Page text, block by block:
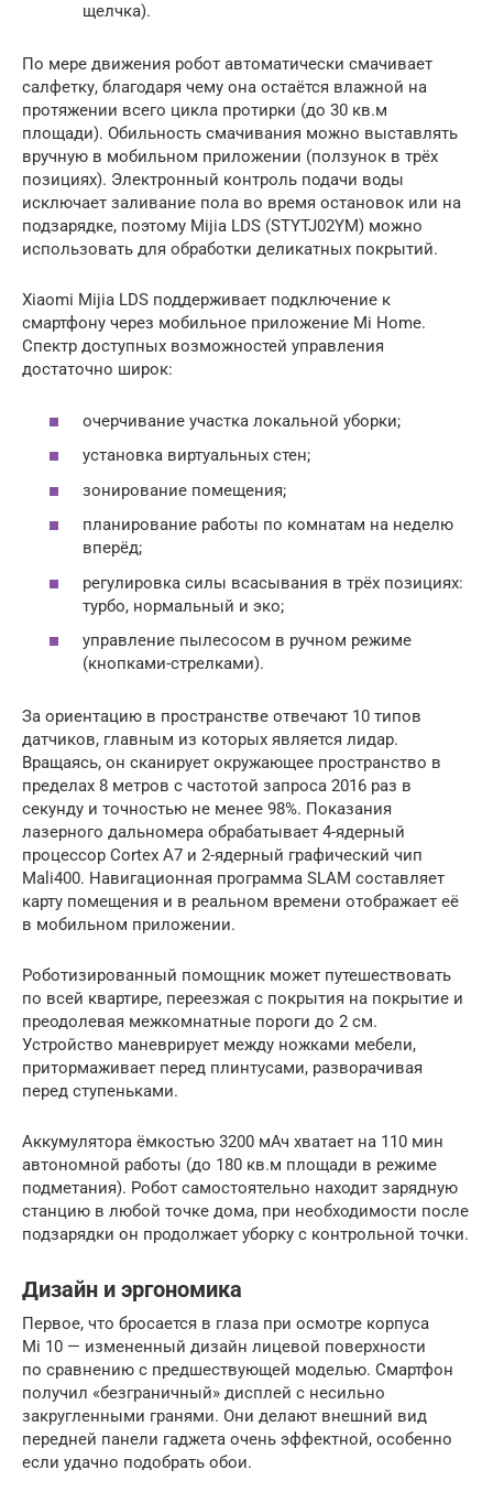
щелчка).
По мере движения робот автоматически смачивает
салфетку, благодаря чему она остаётся влажной на
протяжении всего цикла протирки (до 30 кв.м
площади). Обильность смачивания можно выставлять
вручную в мобильном приложении (ползунок в трёх
позициях). Электронный контроль подачи воды
исключает заливание пола во время остановок или на
подзарядке, поэтому Mijia LDS (STYTJ02YM) можно
использовать для обработки деликатных покрытий.
Xiaomi Mijia LDS поддерживает подключение к
смартфону через мобильное приложение Mi Homе.
Спектр доступных возможностей управления
достаточно широк:
очерчивание участка локальной уборки;
установка виртуальных стен;
зонирование помещения;
планирование работы по комнатам на неделю
вперёд;
регулировка силы всасывания в трёх позициях:
турбо, нормальный и эко;
управление пылесосом в ручном режиме
(кнопками-стрелками).
За ориентацию в пространстве отвечают 10 типов
датчиков, главным из которых является лидар.
Вращаясь, он сканирует окружающее пространство в
пределах 8 метров с частотой запроса 2016 раз в
секунду и точностью не менее 98%. Показания
лазерного дальномера обрабатывает 4-ядерный
процессор Cortex A7 и 2-ядерный графический чип
Mali400. Навигационная программа SLAM составляет
карту помещения и в реальном времени отображает её
в мобильном приложении.
Роботизированный помощник может путешествовать
по всей квартире, переезжая с покрытия на покрытие и
преодолевая межкомнатные пороги до 2 см.
Устройство маневрирует между ножками мебели,
притормаживает перед плинтусами, разворачивая
перед ступеньками.
Аккумулятора ёмкостью 3200 мАч хватает на 110 мин
автономной работы (до 180 кв.м площади в режиме
подметания). Робот самостоятельно находит зарядную
станцию в любой точке дома, при необходимости после
подзарядки он продолжает уборку с контрольной точки.
Дизайн и эргономика
Первое, что бросается в глаза при осмотре корпуса
Mi 10 — измененный дизайн лицевой поверхности
по сравнению с предшествующей моделью. Смартфон
получил «безграничный» дисплей с несильно
закругленными гранями. Они делают внешний вид
передней панели гаджета очень эффектной, особенно
если удачно подобрать обои.